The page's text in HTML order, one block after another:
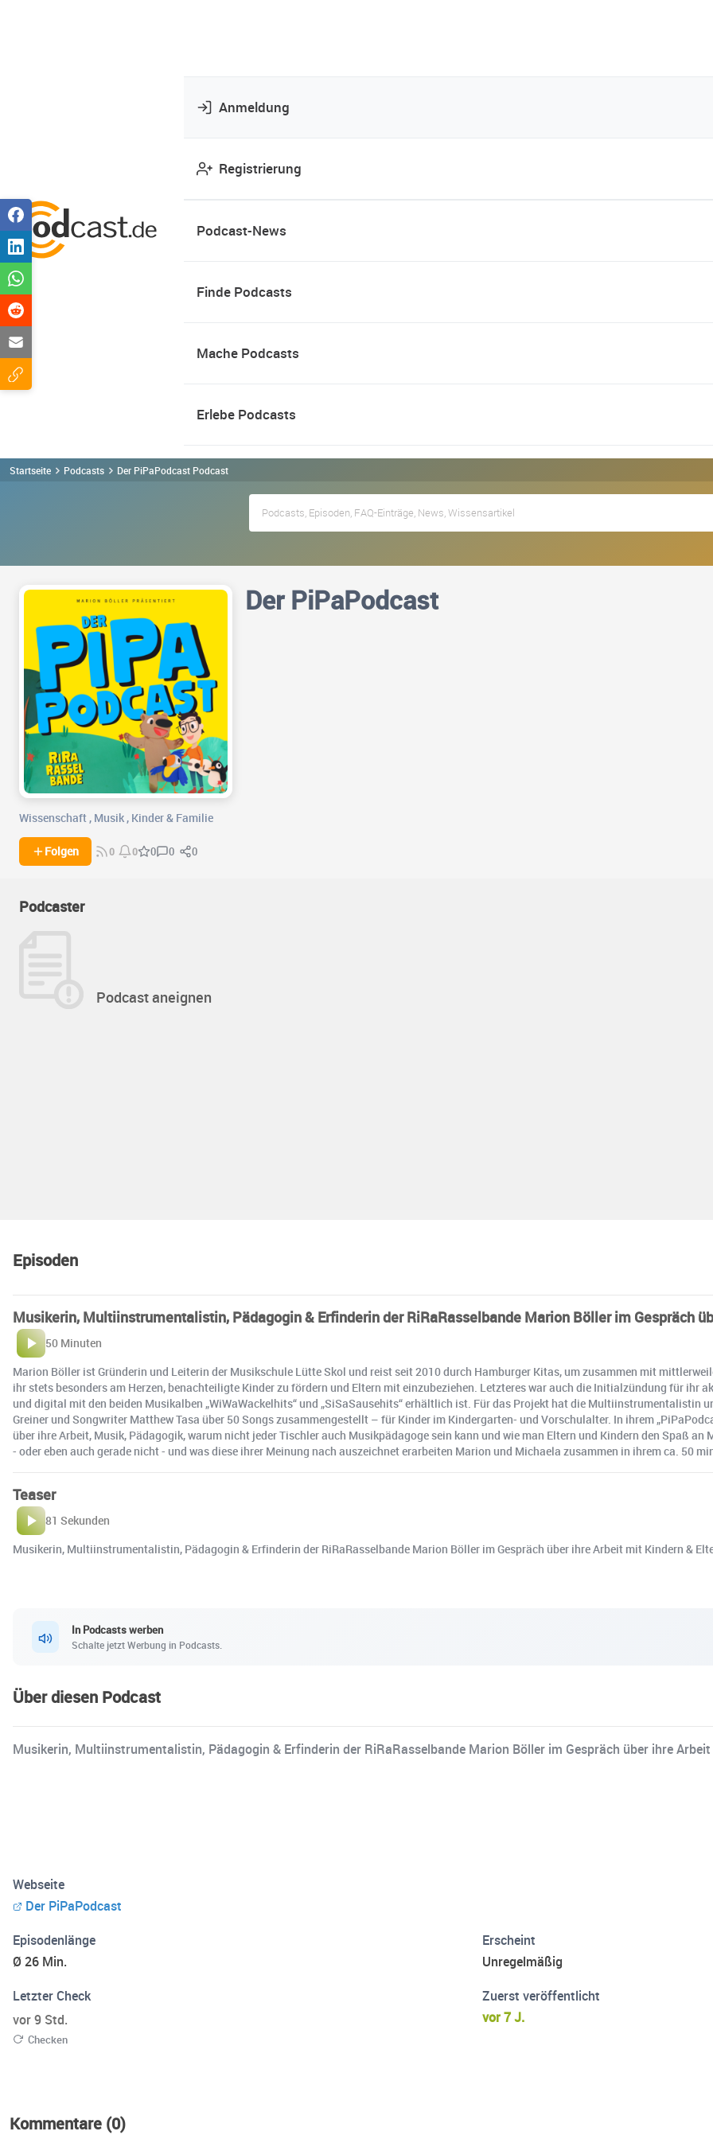
Anmeldung
Registrierung
Podcast-News
Finde Podcasts
Mache Podcasts
Erlebe Podcasts
Startseite Podcasts Der PiPaPodcast Podcast
Der PiPaPodcast
Wissenschaft , Musik , Kinder & Familie
Folgen 0 0 0 0 0
Podcaster
Podcast aneignen
Episoden
Musikerin, Multiinstrumentalistin, Pädagogin & Erfinderin der RiRaRasselbande Marion Böller im Gespräch
50 Minuten
Marion Böller ist Gründerin und Leiterin der Musikschule Lütte Skol und reist seit 2010 durch Hamburger Kitas, um zusammen mit
ihr stets besonders am Herzen, benachteiligte Kinder zu fördern und Eltern mit einzubeziehen. Letzteres war auch die Initialzündung für ihr
und digital mit den beiden Musikalben „WiWaWackelhits“ und „SiSaSausehits“ erhältlich ist. Für das Projekt hat die
Greiner und Songwriter Matthew Tasa über 50 Songs zusammengestellt – für Kinder im Kindergarten- und Vorschulalter. In ihrem
über ihre Arbeit, Musik, Pädagogik, warum nicht jeder Tischler auch Musikpädagoge sein kann und wie man Eltern und Kindern den Spaß
- oder eben auch gerade nicht - und was diese ihrer Meinung nach auszeichnet erarbeiten Marion und Michaela zusammen in ihrem ca. 50
Teaser
81 Sekunden
Musikerin, Multiinstrumentalistin, Pädagogin & Erfinderin der RiRaRasselbande Marion Böller im Gespräch über ihre Arbeit mit Kindern &
In Podcasts werben
Schalte jetzt Werbung in Podcasts.
Über diesen Podcast
Musikerin, Multiinstrumentalistin, Pädagogin & Erfinderin der RiRaRasselbande Marion Böller im Gespräch über ihre
Webseite
Der PiPaPodcast
Episodenlänge
Ø 26 Min.
Erscheint
Unregelmäßig
Letzter Check
vor 9 Std.
Checken
Zuerst veröffentlicht
vor 7 J.
Kommentare (0)